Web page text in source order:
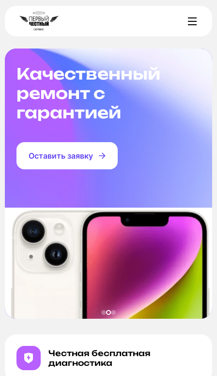
Честная бесплатная
диагностика
Качественный
ремонт с
гарантией
Оставить заявку